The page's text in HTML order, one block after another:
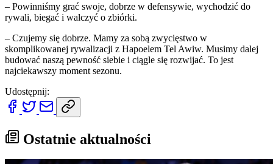
– Powinniśmy grać swoje, dobrze w defensywie, wychodzić do
rywali, biegać i walczyć o zbiórki.
– Czujemy się dobrze. Mamy za sobą zwycięstwo w
skomplikowanej rywalizacji z Hapoelem Tel Awiw. Musimy dalej
budować naszą pewność siebie i ciągle się rozwijać. To jest
najciekawszy moment sezonu.
Udostępnij:
Ostatnie aktualności